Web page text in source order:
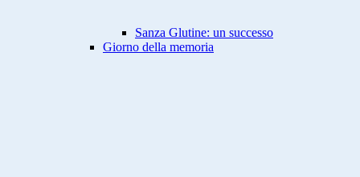
Sanza Glutine: un successo
Giorno della memoria